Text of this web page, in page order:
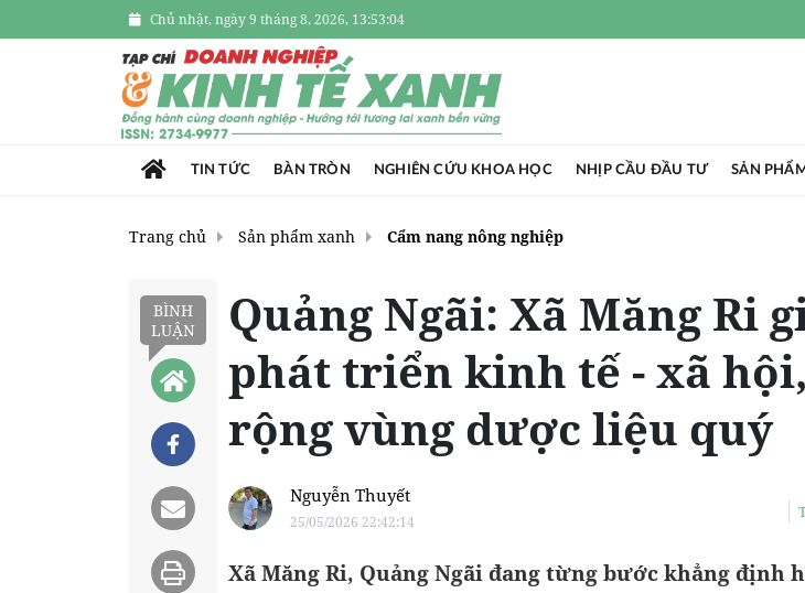
Chủ nhật, ngày 9 tháng 8, 2026, 13:53:05
TIN TỨC BÀN TRÒN NGHIÊN CỨU KHOA HỌC NHỊP CẦU ĐẦU TƯ SẢN
Trang chủ Sản phẩm xanh Cẩm nang nông nghiệp
BÌNH
LUẬN
Quảng Ngãi: Xã Măng Ri
phát triển kinh tế - xã
rộng vùng dược liệu quý
Nguyễn Thuyết
25/05/2026 22:42:14
Xã Măng Ri, Quảng Ngãi đang từng bước khẳng định